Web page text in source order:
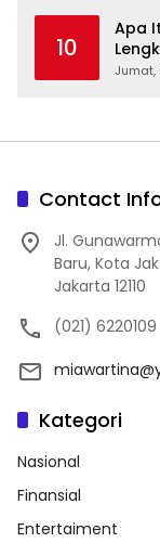
10
Apa
Jumat,
Contact
Jl.
Baru, Kota
Jakarta 12110
(021) 6220109
Kategori
Nasional
Finansial
Entertaiment